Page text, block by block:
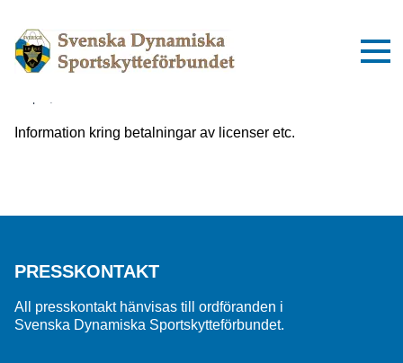
Viktig information om inbetalningar
till SDSSF
Information kring betalningar av licenser etc.
PRESSKONTAKT
All presskontakt hänvisas till ordföranden i
Svenska Dynamiska Sportskytteförbundet.